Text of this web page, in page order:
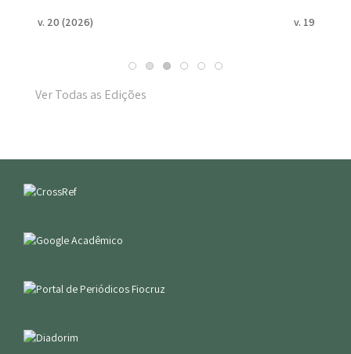
Ver Todas as Edições